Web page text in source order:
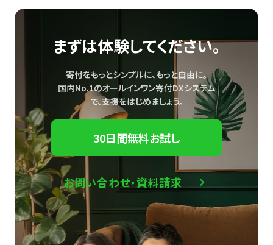
まずは体験してください。
寄付をもっとシンプルに、もっと自由に。
国内No.1のオールインワン寄付DXシステム
で、支援をはじめましょう。
30日間無料お試し
お問い合わせ・資料請求